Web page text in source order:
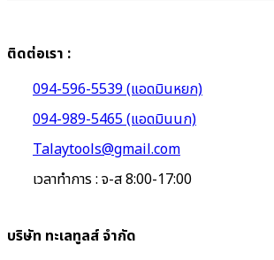
ติดต่อเรา :
094-596-5539 (แอดมินหยก)
094-989-5465 (แอดมินนก)
Talaytools@gmail.com
เวลาทำการ : จ-ส 8:00-17:00
บริษัท ทะเลทูลส์ จำกัด